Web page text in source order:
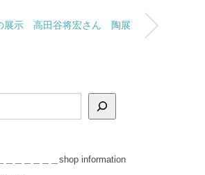
展示 高田谷将宏さん 陶展
＿＿＿＿＿＿shop information